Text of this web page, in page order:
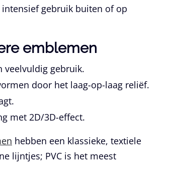
gebruik buiten of op
emblemen
veelvuldig gebruik.
door het laag-op-laag reliëf.
met 2D/3D-effect.
hebben een klassieke, textiele
lijntjes; PVC is het meest